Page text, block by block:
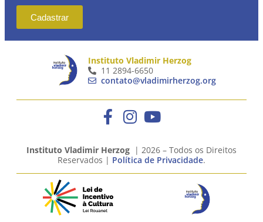
Cadastrar
Instituto Vladimir Herzog
11 2894-6650
contato@vladimirherzog.org
Instituto Vladimir Herzog | 2026 – Todos os Direitos
Reservados | Política de Privacidade.